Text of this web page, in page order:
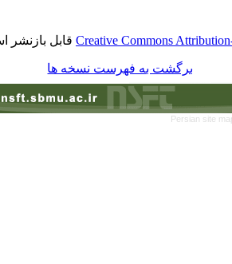
Creativeقابل بازنشر است.
به فهرست نسخه ها